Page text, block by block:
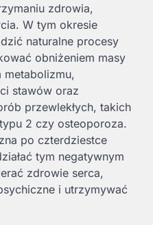
zdrowia,
W tym okresie
naturalne procesy
obniżeniem masy
metabolizmu,
stawów oraz
przewlekłych, takich
2 czy osteoporoza.
po czterdziestce
tym negatywnym
zdrowie serca,
i utrzymywać